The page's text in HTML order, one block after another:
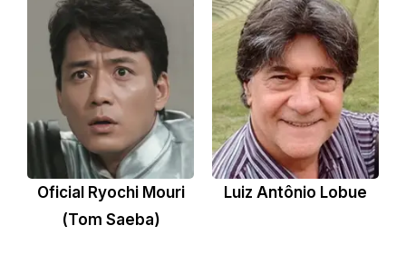
Oficial Ryochi Mouri
(Tom Saeba)
Luiz Antônio Lobue